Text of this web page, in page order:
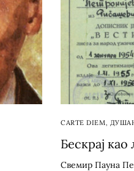
CARTE DIEM
Бескрај као
Свемир Пауна